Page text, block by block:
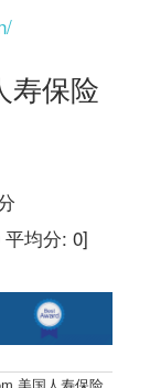
寿保险
平均分: 0]